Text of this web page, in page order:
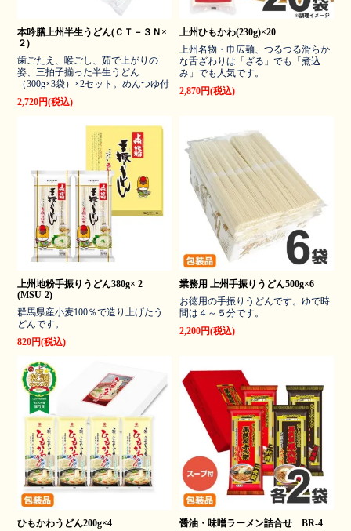
本吟膳上州半生うどん(ＣＴ－３Ｎ×
２)
歯ごたえ、喉ごし、茹で上がりの
姿、三拍子揃った半生うどん
（300g×3袋）×2セット。めんつゆ付
2,720円(税込)
上州ひもかわ(230g)×20
上州名物・巾広麺、つるつる滑らか
な舌ざわりは「ざる」でも「煮込
み」でも人気です。
2,870円(税込)
上州地粉手振りうどん380g× 2
(MSU-2)
群馬県産小麦100％で造り上げたう
どんです。
820円(税込)
業務用 上州手振りうどん500g×6
お徳用の手振りうどんです。ゆで時
間は４～５分です。
2,200円(税込)
ひもかわうどん200g×4 醤油・味噌ラーメン詰合せ BR-4